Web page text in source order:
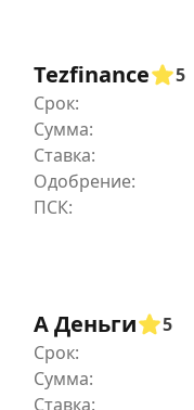
Tezfinance
5
Срок:
Сумма:
Ставка:
Одобрение:
А Деньги
5
Срок:
Сумма:
Ставка: